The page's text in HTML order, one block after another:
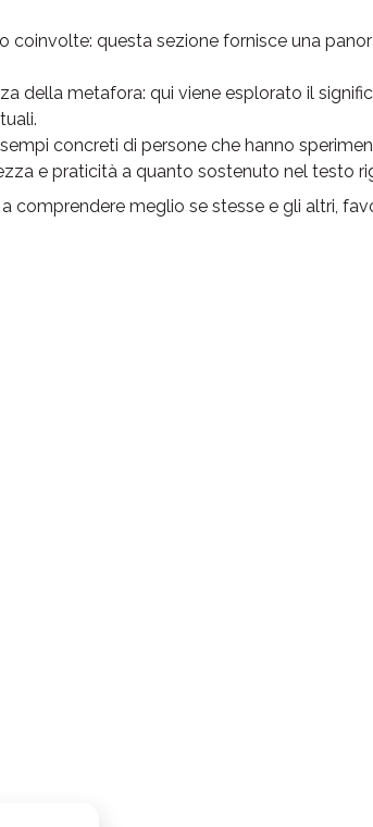
coinvolte: questa sezione fornisce una
della metafora: qui viene esplorato il
concreti di persone che hanno
e praticità a quanto sostenuto nel testo
comprendere meglio se stesse e gli altri,